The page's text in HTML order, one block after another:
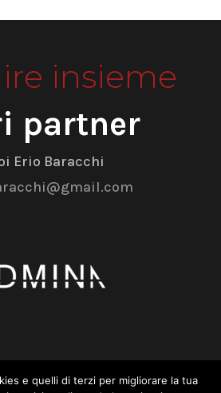
insieme
partner
Erio Baracchi
e quelli di terzi per migliorare la tua